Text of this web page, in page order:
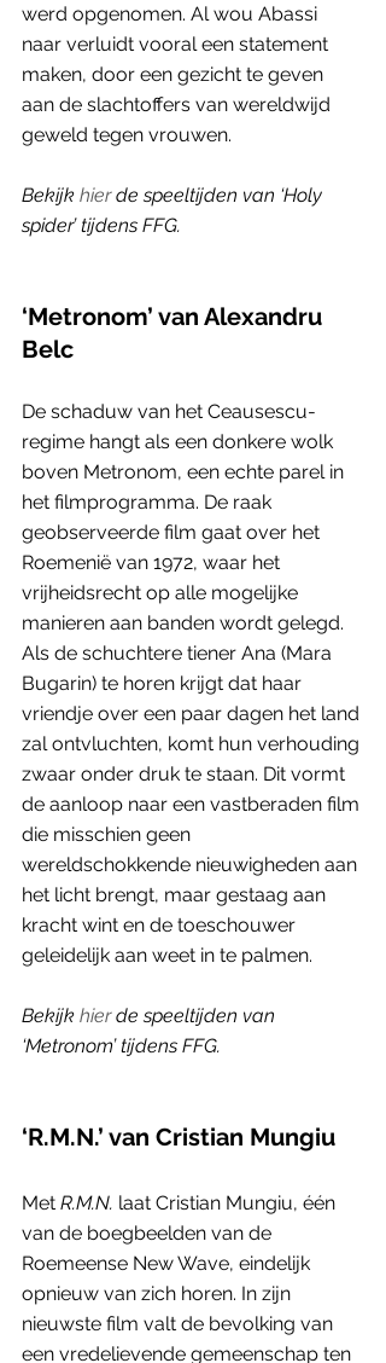
werd opgenomen. Al wou Abassi
naar verluidt vooral een statement
maken, door een gezicht te geven
aan de slachtoffers van wereldwijd
geweld tegen vrouwen.
Bekijk hier de speeltijden van ‘Holy
spider’ tijdens FFG.
‘Metronom’ van Alexandru
Belc
De schaduw van het Ceausescu-
regime hangt als een donkere wolk
boven Metronom, een echte parel in
het filmprogramma. De raak
geobserveerde film gaat over het
Roemenië van 1972, waar het
vrijheidsrecht op alle mogelijke
manieren aan banden wordt gelegd.
Als de schuchtere tiener Ana (Mara
Bugarin) te horen krijgt dat haar
vriendje over een paar dagen het land
zal ontvluchten, komt hun verhouding
zwaar onder druk te staan. Dit vormt
de aanloop naar een vastberaden film
die misschien geen
wereldschokkende nieuwigheden aan
het licht brengt, maar gestaag aan
kracht wint en de toeschouwer
geleidelijk aan weet in te palmen.
Bekijk hier de speeltijden van
‘Metronom’ tijdens FFG.
‘R.M.N.’ van Cristian Mungiu
Met R.M.N. laat Cristian Mungiu, één
van de boegbeelden van de
Roemeense New Wave, eindelijk
opnieuw van zich horen. In zijn
nieuwste film valt de bevolking van
een vredelievende gemeenschap ten